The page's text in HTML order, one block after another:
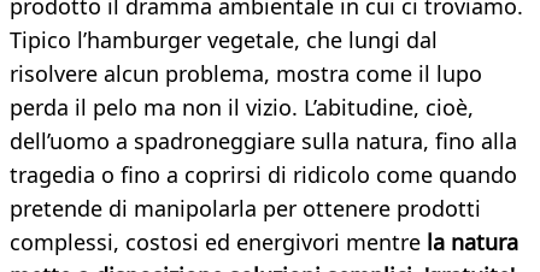
prodotto il dramma ambientale in cui ci troviamo.
Tipico l’hamburger vegetale, che lungi dal
risolvere alcun problema, mostra come il lupo
perda il pelo ma non il vizio. L’abitudine, cioè,
dell’uomo a spadroneggiare sulla natura, fino alla
tragedia o fino a coprirsi di ridicolo come quando
pretende di manipolarla per ottenere prodotti
complessi, costosi ed energivori mentre la natura